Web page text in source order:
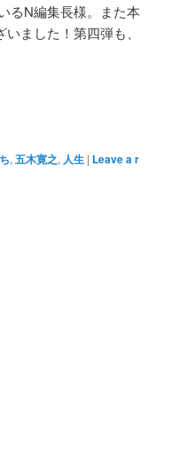
るN編集長様。また本
ました！第四弾も、
, 五木寛之, 人生 | Leave a r